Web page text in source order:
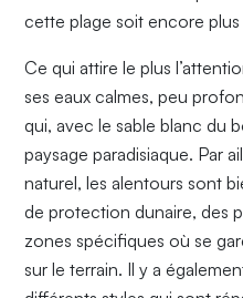
cette plage soit encore plus
Ce qui attire le plus
ses eaux calmes, peu
qui, avec le sable blanc du
paysage paradisiaque. Par
naturel, les alentours sont
de protection dunaire, des
zones spécifiques où se
sur le terrain. Il y a